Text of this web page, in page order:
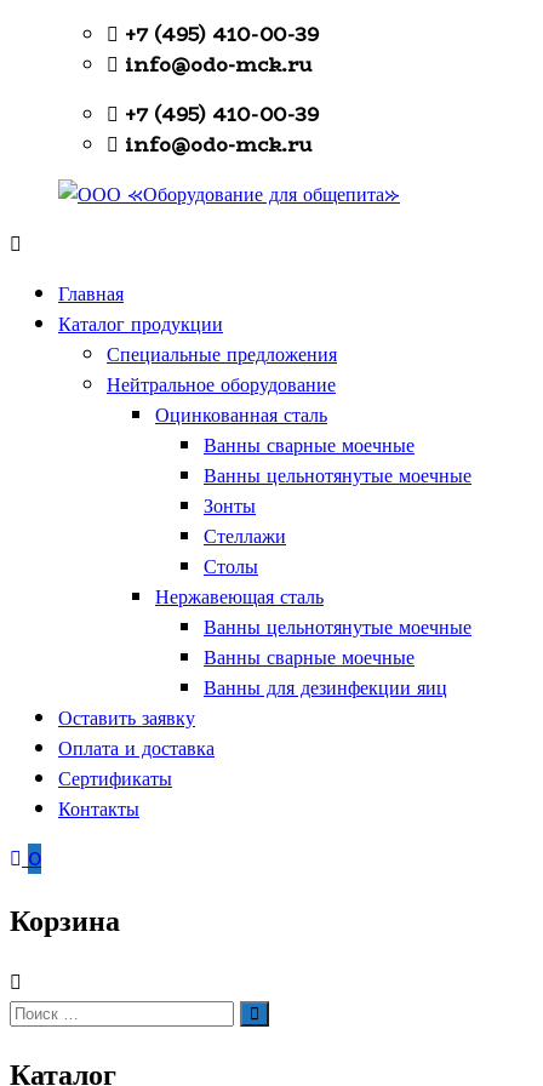
+7 (495) 410-00-39
info@odo-mck.ru
+7 (495) 410-00-39
info@odo-mck.ru
«Оборудование
для
общепита»
нейтрального
оборудования.
Поставки
теплового,
электромеханического
Главная
Каталог продукции
Специальные предложения
Нейтральное оборудование
Оцинкованная сталь
Ванны сварные моечные
Ванны цельнотянутые моечные
Зонты
Стеллажи
Столы
Нержавеющая сталь
Ванны цельнотянутые моечные
Ванны сварные моечные
Ванны для дезинфекции яиц
Контейнеры для овощей
Тепловое оборудование
Автоматические кофемашины
Оставить заявку
Оплата и доставка
Сертификаты
Контакты
0
Корзина
Искать: Поиск
Каталог